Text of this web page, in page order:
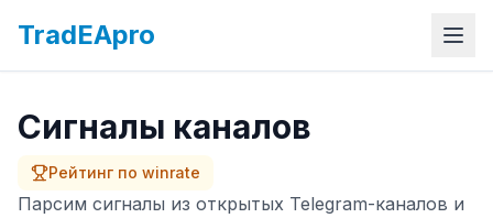
TradEApro
Сигналы каналов
Рейтинг по winrate
Парсим сигналы из открытых Telegram-каналов и